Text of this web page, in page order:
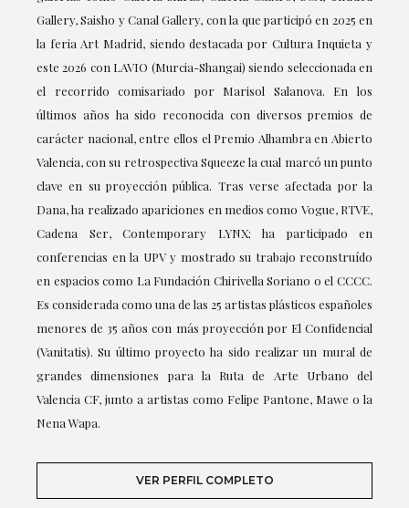
Gallery, Saisho y Canal Gallery, con la que participó en 2025 en
la feria Art Madrid, siendo destacada por Cultura Inquieta y
este 2026 con LAVIO (Murcia-Shangai) siendo seleccionada en
el recorrido comisariado por Marisol Salanova. En los
últimos años ha sido reconocida con diversos premios de
carácter nacional, entre ellos el Premio Alhambra en Abierto
Valencia, con su retrospectiva Squeeze la cual marcó un punto
clave en su proyección pública. Tras verse afectada por la
Dana, ha realizado apariciones en medios como Vogue, RTVE,
Cadena Ser, Contemporary LYNX; ha participado en
conferencias en la UPV y mostrado su trabajo reconstruído
en espacios como La Fundación Chirivella Soriano o el CCCC.
Es considerada como una de las 25 artistas plásticos españoles
menores de 35 años con más proyección por El Confidencial
(Vanitatis). Su último proyecto ha sido realizar un mural de
grandes dimensiones para la Ruta de Arte Urbano del
Valencia CF, junto a artistas como Felipe Pantone, Mawe o la
Nena Wapa.
VER PERFIL COMPLETO